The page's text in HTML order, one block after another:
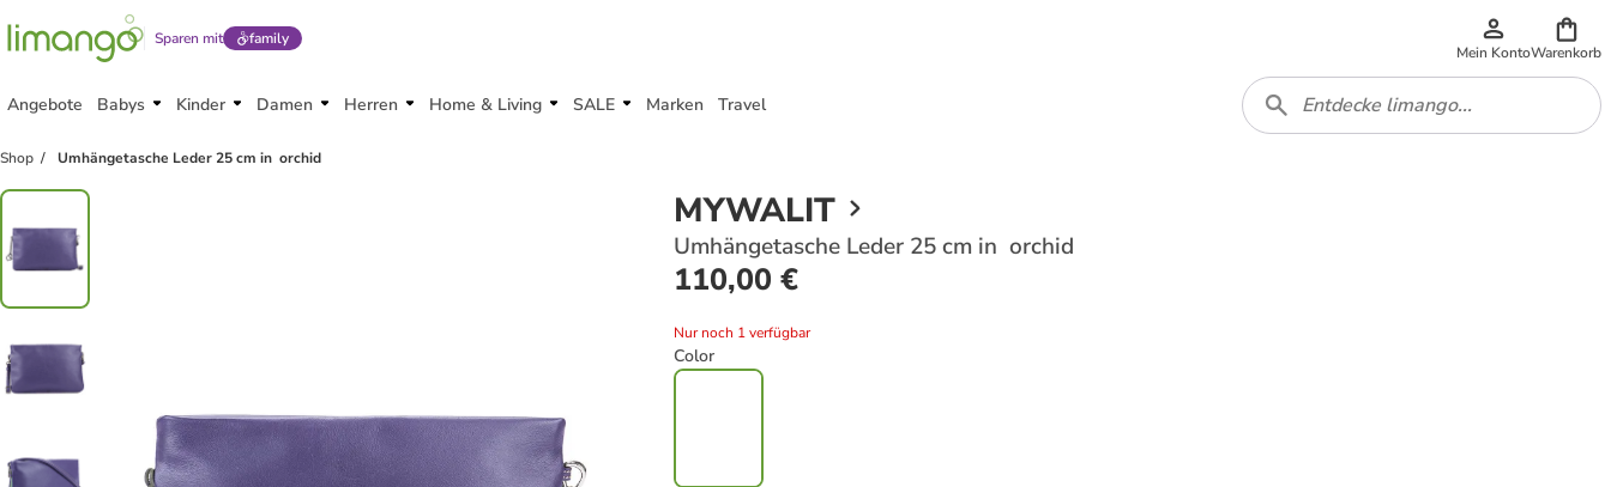
Sparen mit family
Mein KontoWarenkorb
Angebote Babys Kinder Damen Herren Home & Living SALE Marken Travel
Shop Umhängetasche Leder 25 cm in orchid
MYWALIT
Umhängetasche Leder 25 cm in orchid
110,00 €
Nur noch 1 verfügbar
Color